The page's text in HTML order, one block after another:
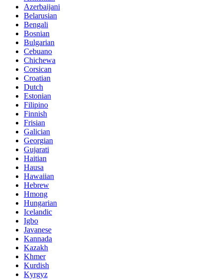
Azerbaijani
Belarusian
Bengali
Bosnian
Bulgarian
Cebuano
Chichewa
Corsican
Croatian
Dutch
Estonian
Filipino
Finnish
Frisian
Galician
Georgian
Gujarati
Haitian
Hausa
Hawaiian
Hebrew
Hmong
Hungarian
Icelandic
Igbo
Javanese
Kannada
Kazakh
Khmer
Kurdish
Kyrgyz